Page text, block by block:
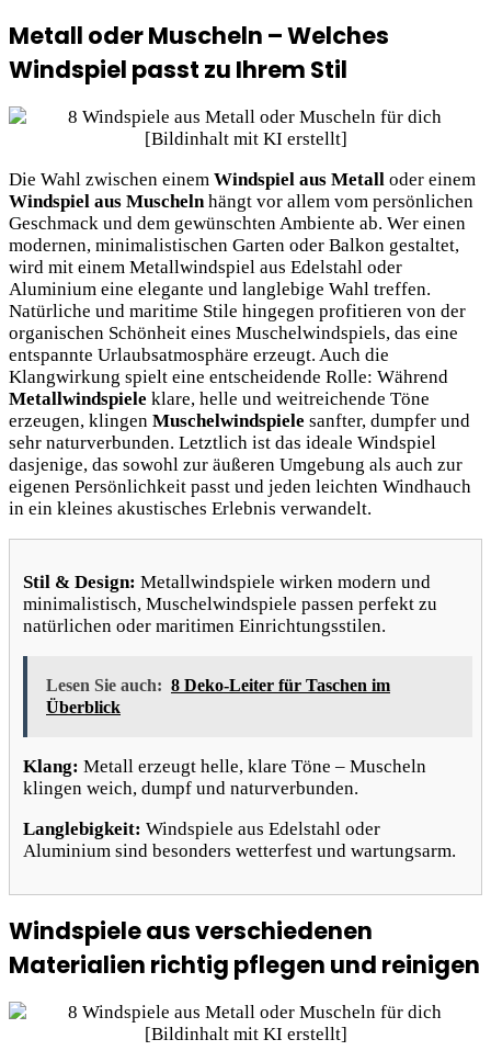
Metall oder Muscheln – Welches
Windspiel passt zu Ihrem Stil
Die Wahl zwischen einem Windspiel aus Metall oder einem
Windspiel aus Muscheln hängt vor allem vom persönlichen
Geschmack und dem gewünschten Ambiente ab. Wer einen
modernen, minimalistischen Garten oder Balkon gestaltet,
wird mit einem Metallwindspiel aus Edelstahl oder
Aluminium eine elegante und langlebige Wahl treffen.
Natürliche und maritime Stile hingegen profitieren von der
organischen Schönheit eines Muschelwindspiels, das eine
entspannte Urlaubsatmosphäre erzeugt. Auch die
Klangwirkung spielt eine entscheidende Rolle: Während
Metallwindspiele klare, helle und weitreichende Töne
erzeugen, klingen Muschelwindspiele sanfter, dumpfer und
sehr naturverbunden. Letztlich ist das ideale Windspiel
dasjenige, das sowohl zur äußeren Umgebung als auch zur
eigenen Persönlichkeit passt und jeden leichten Windhauch
in ein kleines akustisches Erlebnis verwandelt.
Stil & Design: Metallwindspiele wirken modern und
minimalistisch, Muschelwindspiele passen perfekt zu
natürlichen oder maritimen Einrichtungsstilen.
Lesen Sie auch: 8 Deko-Leiter für Taschen im
Überblick
Klang: Metall erzeugt helle, klare Töne – Muscheln
klingen weich, dumpf und naturverbunden.
Langlebigkeit: Windspiele aus Edelstahl oder
Aluminium sind besonders wetterfest und wartungsarm.
Windspiele aus verschiedenen
Materialien richtig pflegen und reinigen